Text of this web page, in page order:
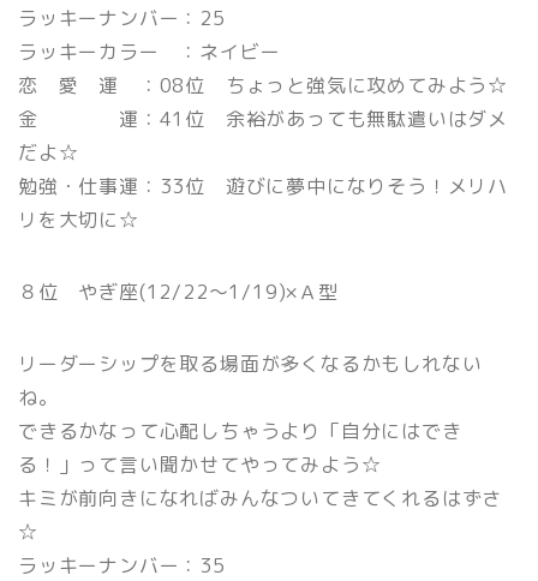
ラッキーナンバー：25
ラッキーカラー ：ネイビー
恋 愛 運 ：08位 ちょっと強気に攻めてみよう☆
金 運：41位 余裕があっても無駄遣いはダメ
だよ☆
勉強・仕事運：33位 遊びに夢中になりそう！メリハ
リを大切に☆
８位 やぎ座(12/22〜1/19)×Ａ型
リーダーシップを取る場面が多くなるかもしれない
ね。
できるかなって心配しちゃうより「自分にはでき
る！」って言い聞かせてやってみよう☆
キミが前向きになればみんなついてきてくれるはずさ
☆
ラッキーナンバー：35